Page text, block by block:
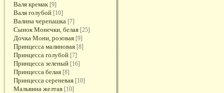
Валя кремак [9]
Валя голубой [10]
Валина черепашка [7]
Сынок Монечки, белая [25]
Дочка Мони, розовая [9]
Принцесса малиновая [8]
Принцесса голубой [7]
Принцесса зеленый [16]
Принцесса белая [8]
Принцесса сереневая [10]
Мальвина желтая [10]